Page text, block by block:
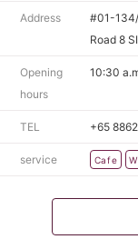
Address
#01-134/
Road 8
Opening
hours
10:30
TEL +65
service Cafe